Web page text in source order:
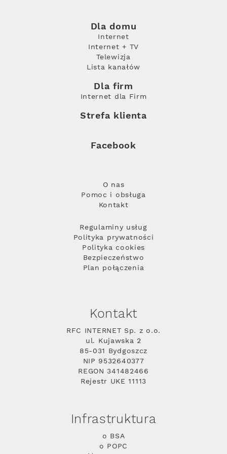
Dla domu
Internet
Internet + TV
Telewizja
Lista kanałów
Dla firm
Internet dla Firm
Strefa klienta
Facebook
O nas
Pomoc i obsługa
Kontakt
Regulaminy usług
Polityka prywatności
Polityka cookies
Bezpieczeństwo
Plan połączenia
Kontakt
RFC INTERNET Sp. z o.o.
ul. Kujawska 2
85-031 Bydgoszcz
NIP 9532640377
REGON 341482466
Rejestr UKE 11113
Infrastruktura
o BSA
o POPC